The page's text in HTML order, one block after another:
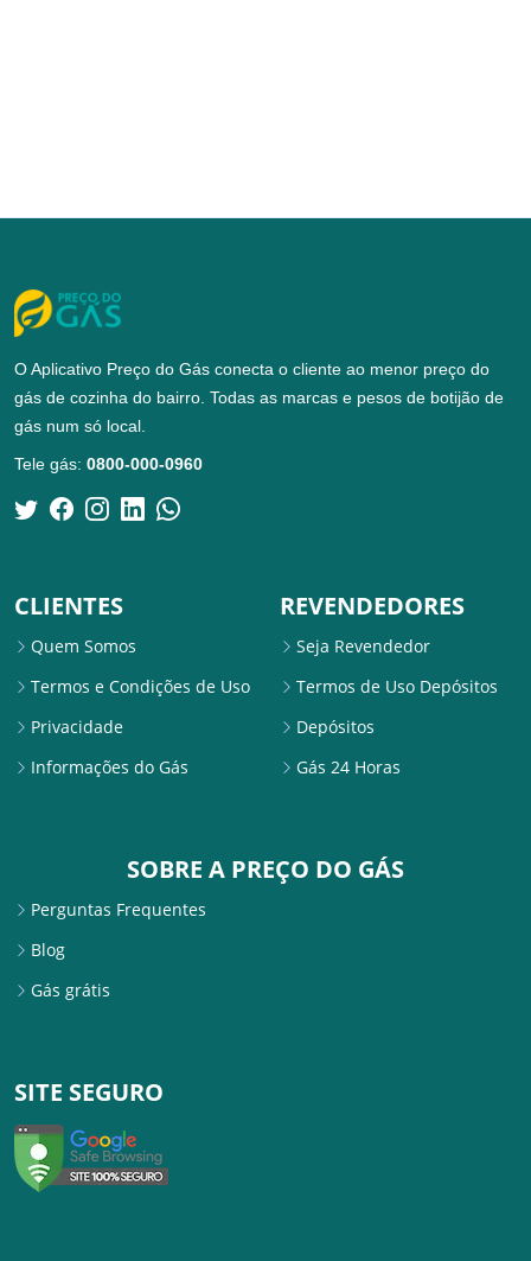
O Aplicativo Preço do Gás conecta o cliente ao menor preço do
gás de cozinha do bairro. Todas as marcas e pesos de botijão de
gás num só local.
Tele gás: 0800-000-0960
CLIENTES
Quem Somos
Termos e Condições de Uso
Privacidade
Informações do Gás
REVENDEDORES
Seja Revendedor
Termos de Uso Depósitos
Depósitos
Gás 24 Horas
SOBRE A PREÇO DO GÁS
Perguntas Frequentes
Blog
Gás grátis
SITE SEGURO